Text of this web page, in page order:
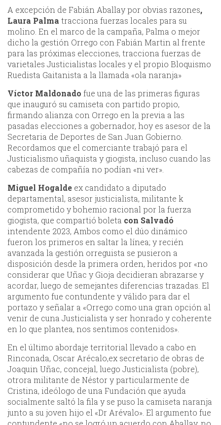
A excepción de Fabián Aballay por obvias razones,
Laura Palma tracciona fuerzas locales para su
molino. En el marco de la campaña, Palma o mejor
dicho la gestión Orrego con Fabián Martin al frente
para las próximas elecciones, tracciona fuerzas de
varietales Justicialistas locales y el propio Bloquismo
Ruedista Gaitanista a la llamada «ola naranja»
Víctor Maldonado fue una de las primeras figuras
que inauguró su camiseta con partido propio,
firmando alianza con Orrego en la previa a las
pasadas elecciones a gobernador, hoy es asesor de la
Secretaria de Deportes de San Juan Gobierno.
Recordamos que el comerciante trabajó para el
Justicialismo uñaquista y giogista, incluso cuando las
cabezas de compañía no podían «ni ver».
Miguel Hogalde ex candidato a diputado
departamental, asesor justicialista, militante k
comprometido y bohemio racional por la fuerza
giogista, que compartió boleta con Salvadó
intendente 2023, Ambos como el dúo dinámico
fueron los primeros en saltar la línea; y recién
avanzada la gestión orreguista se pusieron a
disposición desde la primera orden, heridos por «no
considerar que Uñac y Gioja decidieran abrazarse y
acordar, luego de semejantes diferencias trazadas. El
argumento fue contundente y válido para dar el
portazo y señalar a «Orrego como una gran opción al
venir de cuna Justicialista y ser honrado y coherente
en lo que plantea, nos sentimos contenidos».
En el último abordaje territorial llevado a cabo en
Rinconada, Oscar Arécalo,ex secretario de obras de
Joaquin Uñac, concejal, luego Justicialista (pobre),
otrora militante de Néstor y particularmente de
Cristina, ideólogo de una Fundación que ayuda
socialmente saltó la fila y se puso la camiseta naranja
junto a su joven hijo el «Dr Arévalo». El argumento fue